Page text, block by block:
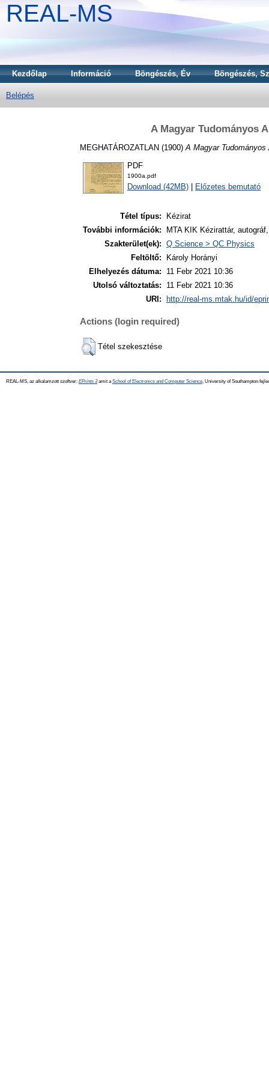
REAL-MS
Kezdőlap Információ Böngészés, Év Böngészés,
Belépés
A Magyar Tudományos
MEGHATÁROZATLAN (1900) A Magyar
PDF
1900a.pdf
Download (42MB) Előzetes bemutató
Tétel típus:
Kézirat
További információk:
MTA KIK Kézirattár,
Szakterület(ek): Q Science > QC Physics
Feltöltő:
Károly Horányi
Elhelyezés dátuma:
11 Febr 2021 10:36
Utolsó változtatás:
11 Febr 2021 10:36
URI:
http://real-ms.mtak.hu/id/
Actions (login required)
Tétel szekesztése
REAL-MS, az alkalamzott szoftver: EPrints 3amit a School of Electronics and Computer Science , University of Southampton